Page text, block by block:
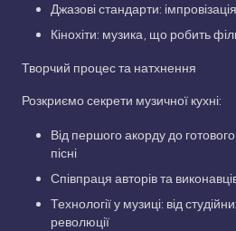
Джазові стандарти:
Кінохіти: музика, що робить
Творчий процес та натхнення
Розкриємо секрети музичної кухні:
Від першого акорду до
пісні
Співпраця авторів та
Технології у музиці: від
революції